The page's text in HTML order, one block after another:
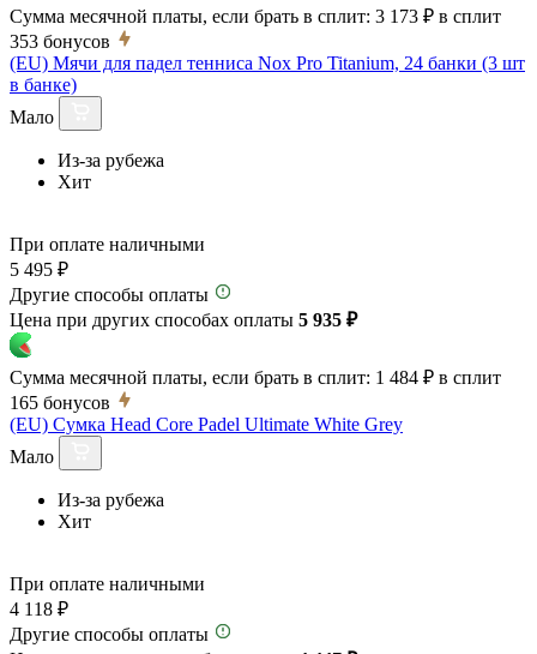
Сумма месячной платы, если брать в сплит: 3 173 ₽ в сплит
353 бонусов
(EU) Мячи для падел тенниса Nox Pro Titanium, 24 банки (3 шт
в банке)
Мало
Из-за рубежа
Хит
При оплате наличными
5 495 ₽
Другие способы оплаты
Цена при других способах оплаты 5 935 ₽
Сумма месячной платы, если брать в сплит: 1 484 ₽ в сплит
165 бонусов
(EU) Сумка Head Core Padel Ultimate White Grey
Мало
Из-за рубежа
Хит
При оплате наличными
4 118 ₽
Другие способы оплаты